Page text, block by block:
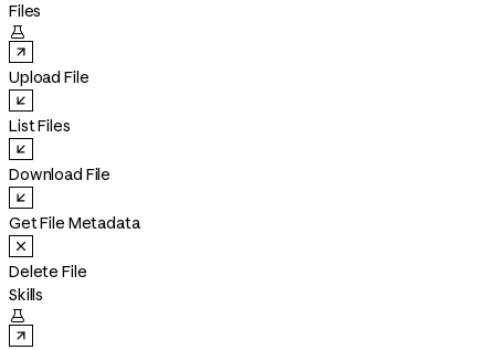
Files

Upload File
List Files
Download File
Get File Metadata
Delete File
Skills
